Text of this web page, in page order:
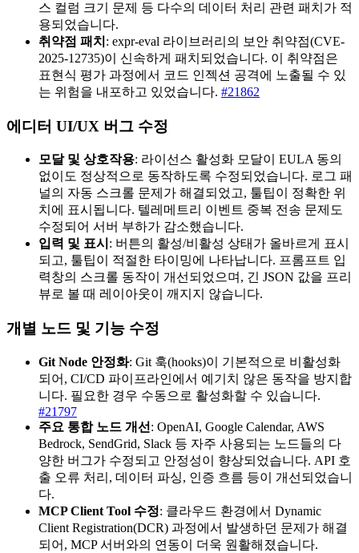
스 컬럼 크기 문제 등 다수의 데이터 처리 관련 패치가 적
용되었습니다.
취약점 패치 : expr-eval 라이브러리의 보안 취약점(CVE-
2025-12735)이 신속하게 패치되었습니다. 이 취약점은
표현식 평가 과정에서 코드 인젝션 공격에 노출될 수 있
는 위험을 내포하고 있었습니다. #21862
에디터 UI/UX 버그 수정
모달 및 상호작용: 라이선스 활성화 모달이 EULA 동의
없이도 정상적으로 동작하도록 수정되었습니다. 로그 패
널의 자동 스크롤 문제가 해결되었고, 툴팁이 정확한 위
치에 표시됩니다. 텔레메트리 이벤트 중복 전송 문제도
수정되어 서버 부하가 감소했습니다.
입력 및 표시 : 버튼의 활성/비활성 상태가 올바르게 표시
되고, 툴팁이 적절한 타이밍에 나타납니다. 프롬프트 입
력창의 스크롤 동작이 개선되었으며, 긴 JSON 값을 프리
뷰로 볼 때 레이아웃이 깨지지 않습니다.
개별 노드 및 기능 수정
Git Node 안정화: Git 훅(hooks)이 기본적으로 비활성화
되어, CI/CD 파이프라인에서 예기치 않은 동작을 방지합
니다. 필요한 경우 수동으로 활성화할 수 있습니다.
#21797
주요 통합 노드 개선 : OpenAI, Google Calendar, AWS
Bedrock, SendGrid, Slack 등 자주 사용되는 노드들의 다
양한 버그가 수정되고 안정성이 향상되었습니다. API 호
출 오류 처리, 데이터 파싱, 인증 흐름 등이 개선되었습니
다.
MCP Client Tool 수정: 클라우드 환경에서 Dynamic
Client Registration(DCR) 과정에서 발생하던 문제가 해결
되어, MCP 서버와의 연동이 더욱 원활해졌습니다.